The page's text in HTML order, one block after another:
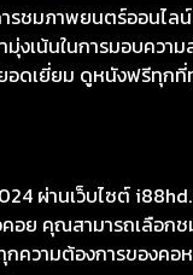
ชมภาพยนตร์ออนไล
มุ่งเน้นในการมอบคว
ดเยี่ยม ดูหนังฟรีทุก
ผ่านเว็บไซต์
ย คุณสามารถเลือกช
ความต้องการของคอ